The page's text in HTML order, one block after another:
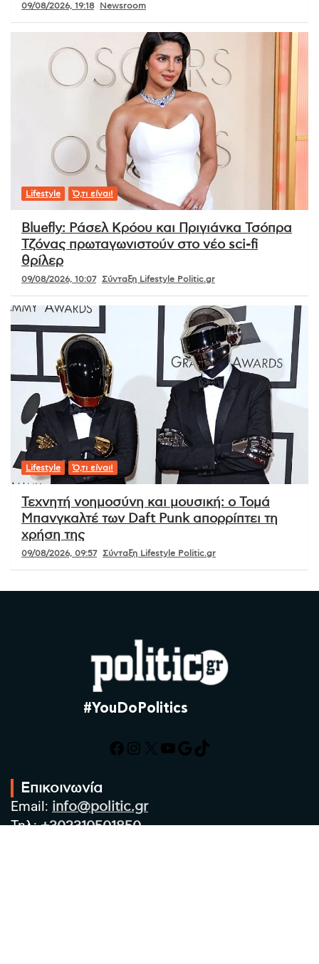
09/08/2026, 19:18 Newsroom
Lifestyle Ό,τι είναι!
Bluefly: Ράσελ Κρόου και Πριγιάνκα Τσόπρα
Τζόνας πρωταγωνιστούν στο νέο sci-fi
θρίλερ
09/08/2026, 10:07 Σύνταξη Lifestyle Politic.gr
Lifestyle Ό,τι είναι!
Τεχνητή νοημοσύνη και μουσική: ο Τομά
Μπανγκαλτέ των Daft Punk απορρίπτει τη
χρήση της
09/08/2026, 09:57 Σύνταξη Lifestyle Politic.gr
#YouDoPolitics
Facebook
Instagram
X YouTube
Google
TikTok
Επικοινωνία
Email: info@politic.gr
Τηλ:+302310501850